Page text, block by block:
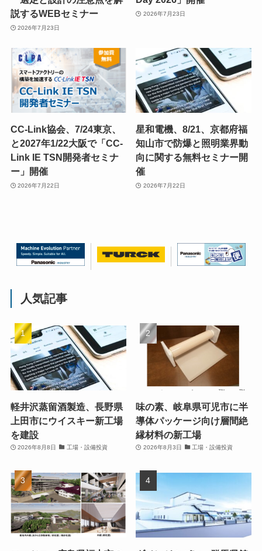
説するWEBセミナー
2026年7月23日
2026年7月23日
CC-Link協会、7/24東京、
と2027年1/22大阪で「CC-
Link IE TSN開発者セミナ
ー」開催
2026年7月22日
星和電機、8/21、京都府福
知山市で防爆と照明業界動
向に関する無料セミナー開
催
2026年7月22日
人気記事
軽井沢蒸留酒製造、長野県
上田市にウイスキー新工場
を建設
2026年8月8日 工場・設備投資
味の素、岐阜県可児市に半
導体パッケージ向け層間絶
縁材料の新工場
2026年8月3日 工場・設備投資